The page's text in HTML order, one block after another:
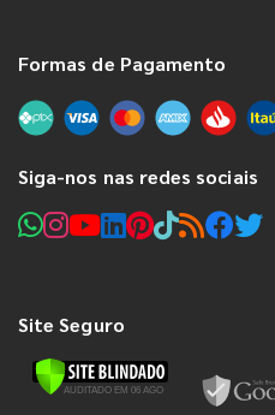
Formas de Pagamento
Siga-nos nas redes sociais
Site Seguro